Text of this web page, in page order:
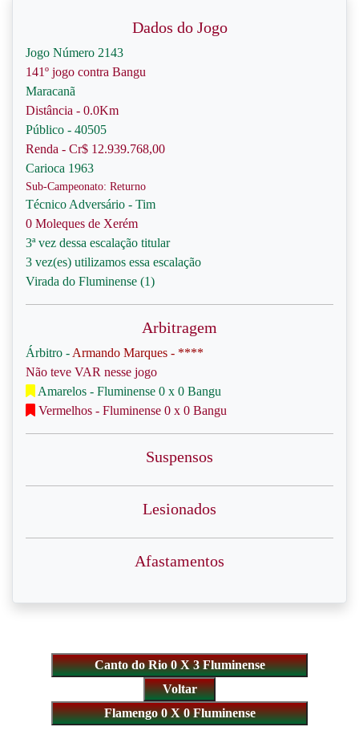
Dados do Jogo
Jogo Número 2143
141º jogo contra Bangu
Maracanã
Distância - 0.0Km
Público - 40505
Renda - Cr$ 12.939.768,00
Carioca 1963
Sub-Campeonato: Returno
Técnico Adversário - Tim
0 Moleques de Xerém
3ª vez dessa escalação titular
3 vez(es) utilizamos essa escalação
Virada do Fluminense (1)
Arbitragem
Árbitro - Armando Marques - ****
Não teve VAR nesse jogo
Amarelos - Fluminense 0 x 0 Bangu
Vermelhos - Fluminense 0 x 0 Bangu
Suspensos
Lesionados
Afastamentos